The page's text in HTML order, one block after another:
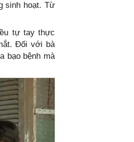
sinh hoạt. Từ
tự tay thực
Đối với bà
bạo bệnh mà